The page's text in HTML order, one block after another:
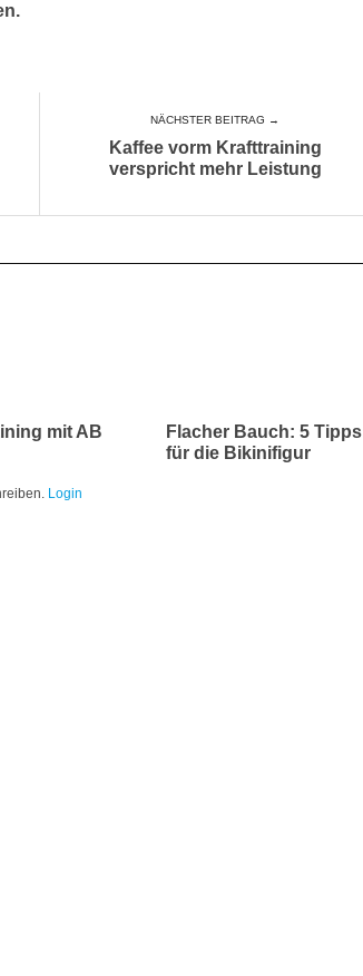
NÄCHSTER BEITRAG →
Kaffee vorm Krafttraining
verspricht mehr Leistung
mit AB
Flacher Bauch: 5 Tipps
für die Bikinifigur
Login